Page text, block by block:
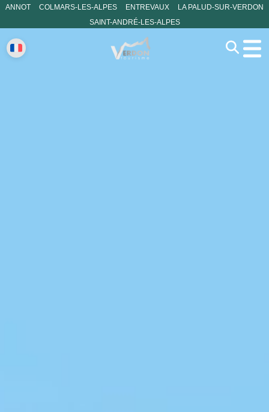
ANNOT COLMARS-LES-ALPES ENTREVAUX
LA PALUD-SUR-VERDON
SAINT-ANDRÉ-LES-ALPES